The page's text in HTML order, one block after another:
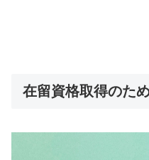
在留資格取得のた